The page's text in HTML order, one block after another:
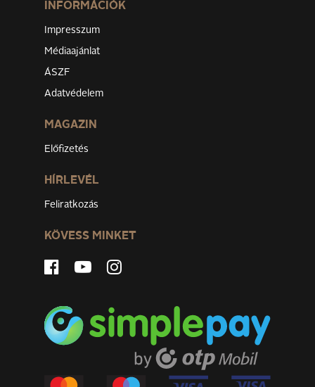
INFORMÁCIÓK
Impresszum
Médiaajánlat
ÁSZF
Adatvédelem
MAGAZIN
Előfizetés
HÍRLEVÉL
Feliratkozás
KÖVESS MINKET